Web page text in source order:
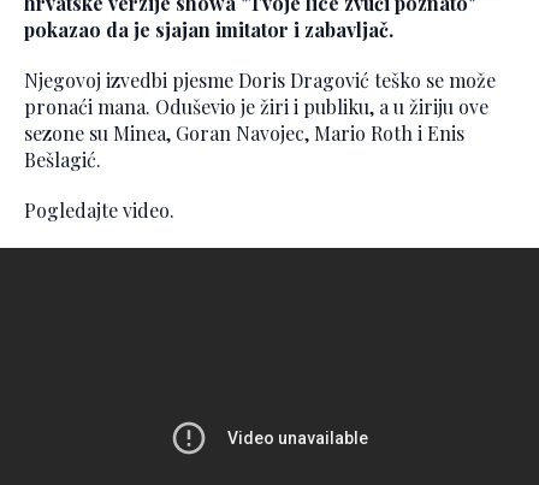
pokazao da je sjajan imitator i zabavljač.
Njegovoj izvedbi pjesme Doris Dragović teško se može
pronaći mana. Oduševio je žiri i publiku, a u žiriju ove
sezone su Minea, Goran Navojec, Mario Roth i Enis
Bešlagić.
Pogledajte video.